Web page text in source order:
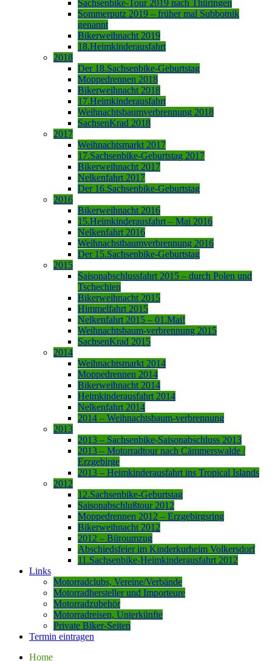
Sachsenbike-Tour 2019 nach Thüringen
Sommerputz 2019 – früher mal Subbotnik
genannt
Bikerweihnacht 2019
18.Heimkinderausfahrt
2018
Der 18.Sachsenbike-Geburtstag
Moppedrennen 2018
Bikerweihnacht 2018
17.Heimkinderausfahrt
Weihnachtsbaumverbrennung 2018
SachsenKrad 2018
2017
Weihnachtsmarkt 2017
17.Sachsenbike-Geburtstag 2017
Bikerweihnacht 2017
Nelkenfahrt 2017
Der 16.Sachsenbike-Geburtstag
2016
Bikerweihnacht 2016
15.Heimkinderausfahrt – Mai 2016
Nelkenfahrt 2016
Weihnachstbaumverbrennung 2016
Der 15.Sachsenbike-Geburtstag
2015
Saisonabschlussfahrt 2015 – durch Polen und
Tschechien
Bikerweihnacht 2015
Himmelfahrt 2015
Nelkenfahrt 2015 – 01.Mai!
Weihnachtsbaum-verbrennung 2015
SachsenKrad 2015
2014
Weihnachtsmarkt 2014
Moppedrennen 2014
Bikerweihnacht 2014
Heimkinderausfahrt 2014
Nelkenfahrt 2014
2014 – Weihnachtsbaum-verbrennung
2013
2013 – Sachsenbike-Saisonabschluss 2013
2013 – Motorradtour nach Cämmerswalde /
Erzgebirge
2013 – Heimkinderausfahrt ins Tropical Islands
2012
12.Sachsenbike-Geburtstag
Saisonabschlußtour 2012
Moppedrennen 2012 – Erzgebirgsring
Bikerweihnacht 2012
2012 – Büroumzug
Abschiedsfeier im Kinderkurheim Volkersdorf
11.Sachsenbike-Heimkinderausfahrt 2012
Links
Motorradclubs, Vereine/Verbände
Motorradhersteller und Importeure
Motorradzubehör
Motorradreisen, Unterkünfte
Private Biker-Seiten
Termin eintragen
Home